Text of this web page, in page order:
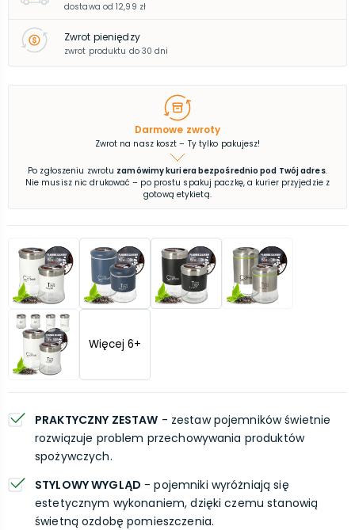
dostawa od 12,99 zł
Zwrot pieniędzy
zwrot produktu do 30 dni
Darmowe zwroty
Zwrot na nasz koszt – Ty tylko pakujesz!
Po zgłoszeniu zwrotu zamówimy kuriera bezpośrednio pod Twój adres.
Nie musisz nic drukować – po prostu spakuj paczkę, a kurier przyjedzie z
gotową etykietą.
Więcej 6+
PRAKTYCZNY ZESTAW - zestaw pojemników świetnie
rozwiązuje problem przechowywania produktów
spożywczych.
STYLOWY WYGLĄD - pojemniki wyróżniają się
estetycznym wykonaniem, dzięki czemu stanowią
świetną ozdobę pomieszczenia.